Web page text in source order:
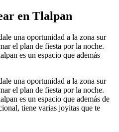
en Tlalpan
una oportunidad a la zona sur
el plan de fiesta por la noche.
es un espacio que además
una oportunidad a la zona sur
el plan de fiesta por la noche.
es un espacio que además de
tiene varias joyitas que te